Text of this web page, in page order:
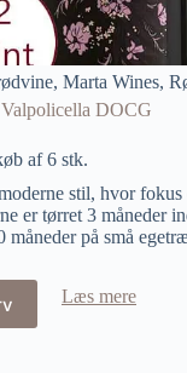
, Marta Wines,
DOCG
af 6 stk.
stil, hvor fokus
er tørret 3 måneder
måneder på små
Læs mere